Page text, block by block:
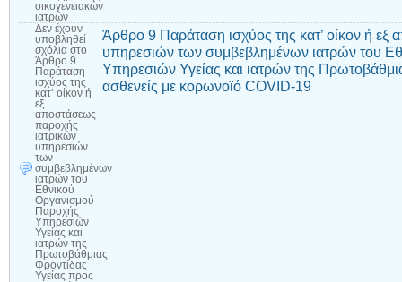
οικογενειακών
ιατρών
Δεν έχουν
υποβληθεί
σχόλια στο
Άρθρο 9
Παράταση
ισχύος της
κατ’ οίκον ή
εξ
αποστάσεως
παροχής
ιατρικών
υπηρεσιών
των
συμβεβλημένων
ιατρών του
Εθνικού
Οργανισμού
Παροχής
Υπηρεσιών
Υγείας και
ιατρών της
Πρωτοβάθμιας
Φροντίδας
Υγείας προς
Άρθρο 9 Παράταση ισχύος της κατ’ οίκον ή εξ
υπηρεσιών των συμβεβλημένων ιατρών του
Υπηρεσιών Υγείας και ιατρών της
ασθενείς με κορωνοϊό COVID-19